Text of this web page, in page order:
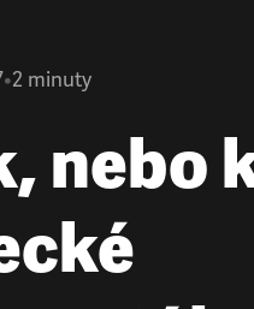
•2 minuty
nebo